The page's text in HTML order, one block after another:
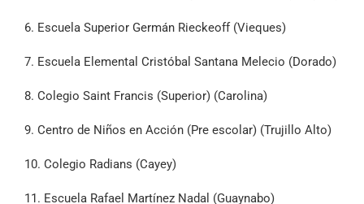
6. Escuela Superior Germán Rieckeoff (Vieques)
7. Escuela Elemental Cristóbal Santana Melecio (Dorado)
8. Colegio Saint Francis (Superior) (Carolina)
9. Centro de Niños en Acción (Pre escolar) (Trujillo Alto)
10. Colegio Radians (Cayey)
11. Escuela Rafael Martínez Nadal (Guaynabo)